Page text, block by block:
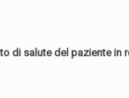
salute del paziente in